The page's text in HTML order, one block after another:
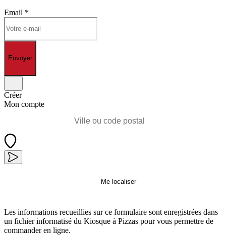
Email *
Envoyer
Créer
Mon compte
Me localiser
Les informations recueillies sur ce formulaire sont enregistrées dans
un fichier informatisé du Kiosque à Pizzas pour vous permettre de
commander en ligne.